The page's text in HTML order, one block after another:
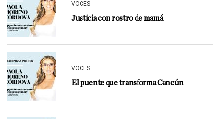
VOCES
Justicia con rostro de mamá
VOCES
El puente que transforma Cancún